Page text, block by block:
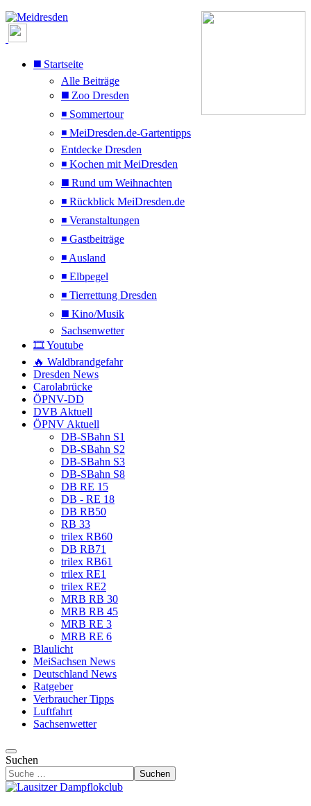
◼️ Startseite
Alle Beiträge
◼️ Zoo Dresden
◾ Sommertour
◾ MeiDresden.de-Gartentipps
Entdecke Dresden
◾ Kochen mit MeiDresden
◼️ Rund um Weihnachten
◾ Rückblick MeiDresden.de
◾ Veranstaltungen
◾ Gastbeiträge
◾ Ausland
◾ Elbpegel
◾ Tierrettung Dresden
◼️ Kino/Musik
Sachsenwetter
🎞️ Youtube
🔥 Waldbrandgefahr
Dresden News
Carolabrücke
ÖPNV-DD
DVB Aktuell
ÖPNV Aktuell
DB-SBahn S1
DB-SBahn S2
DB-SBahn S3
DB-SBahn S8
DB RE 15
DB - RE 18
DB RB50
RB 33
trilex RB60
DB RB71
trilex RB61
trilex RE1
trilex RE2
MRB RB 30
MRB RB 45
MRB RE 3
MRB RE 6
Blaulicht
MeiSachsen News
Deutschland News
Ratgeber
Verbraucher Tipps
Luftfahrt
Sachsenwetter
Suchen
Suchen